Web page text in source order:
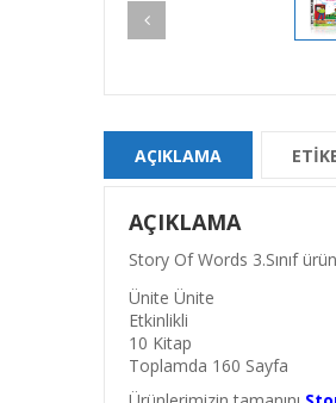
AÇIKLAMA
AÇIKLAMA
Story Of Words 3.Sınıf
Ünite Ünite
Etkinlikli
10 Kitap
Toplamda 160 Sayfa